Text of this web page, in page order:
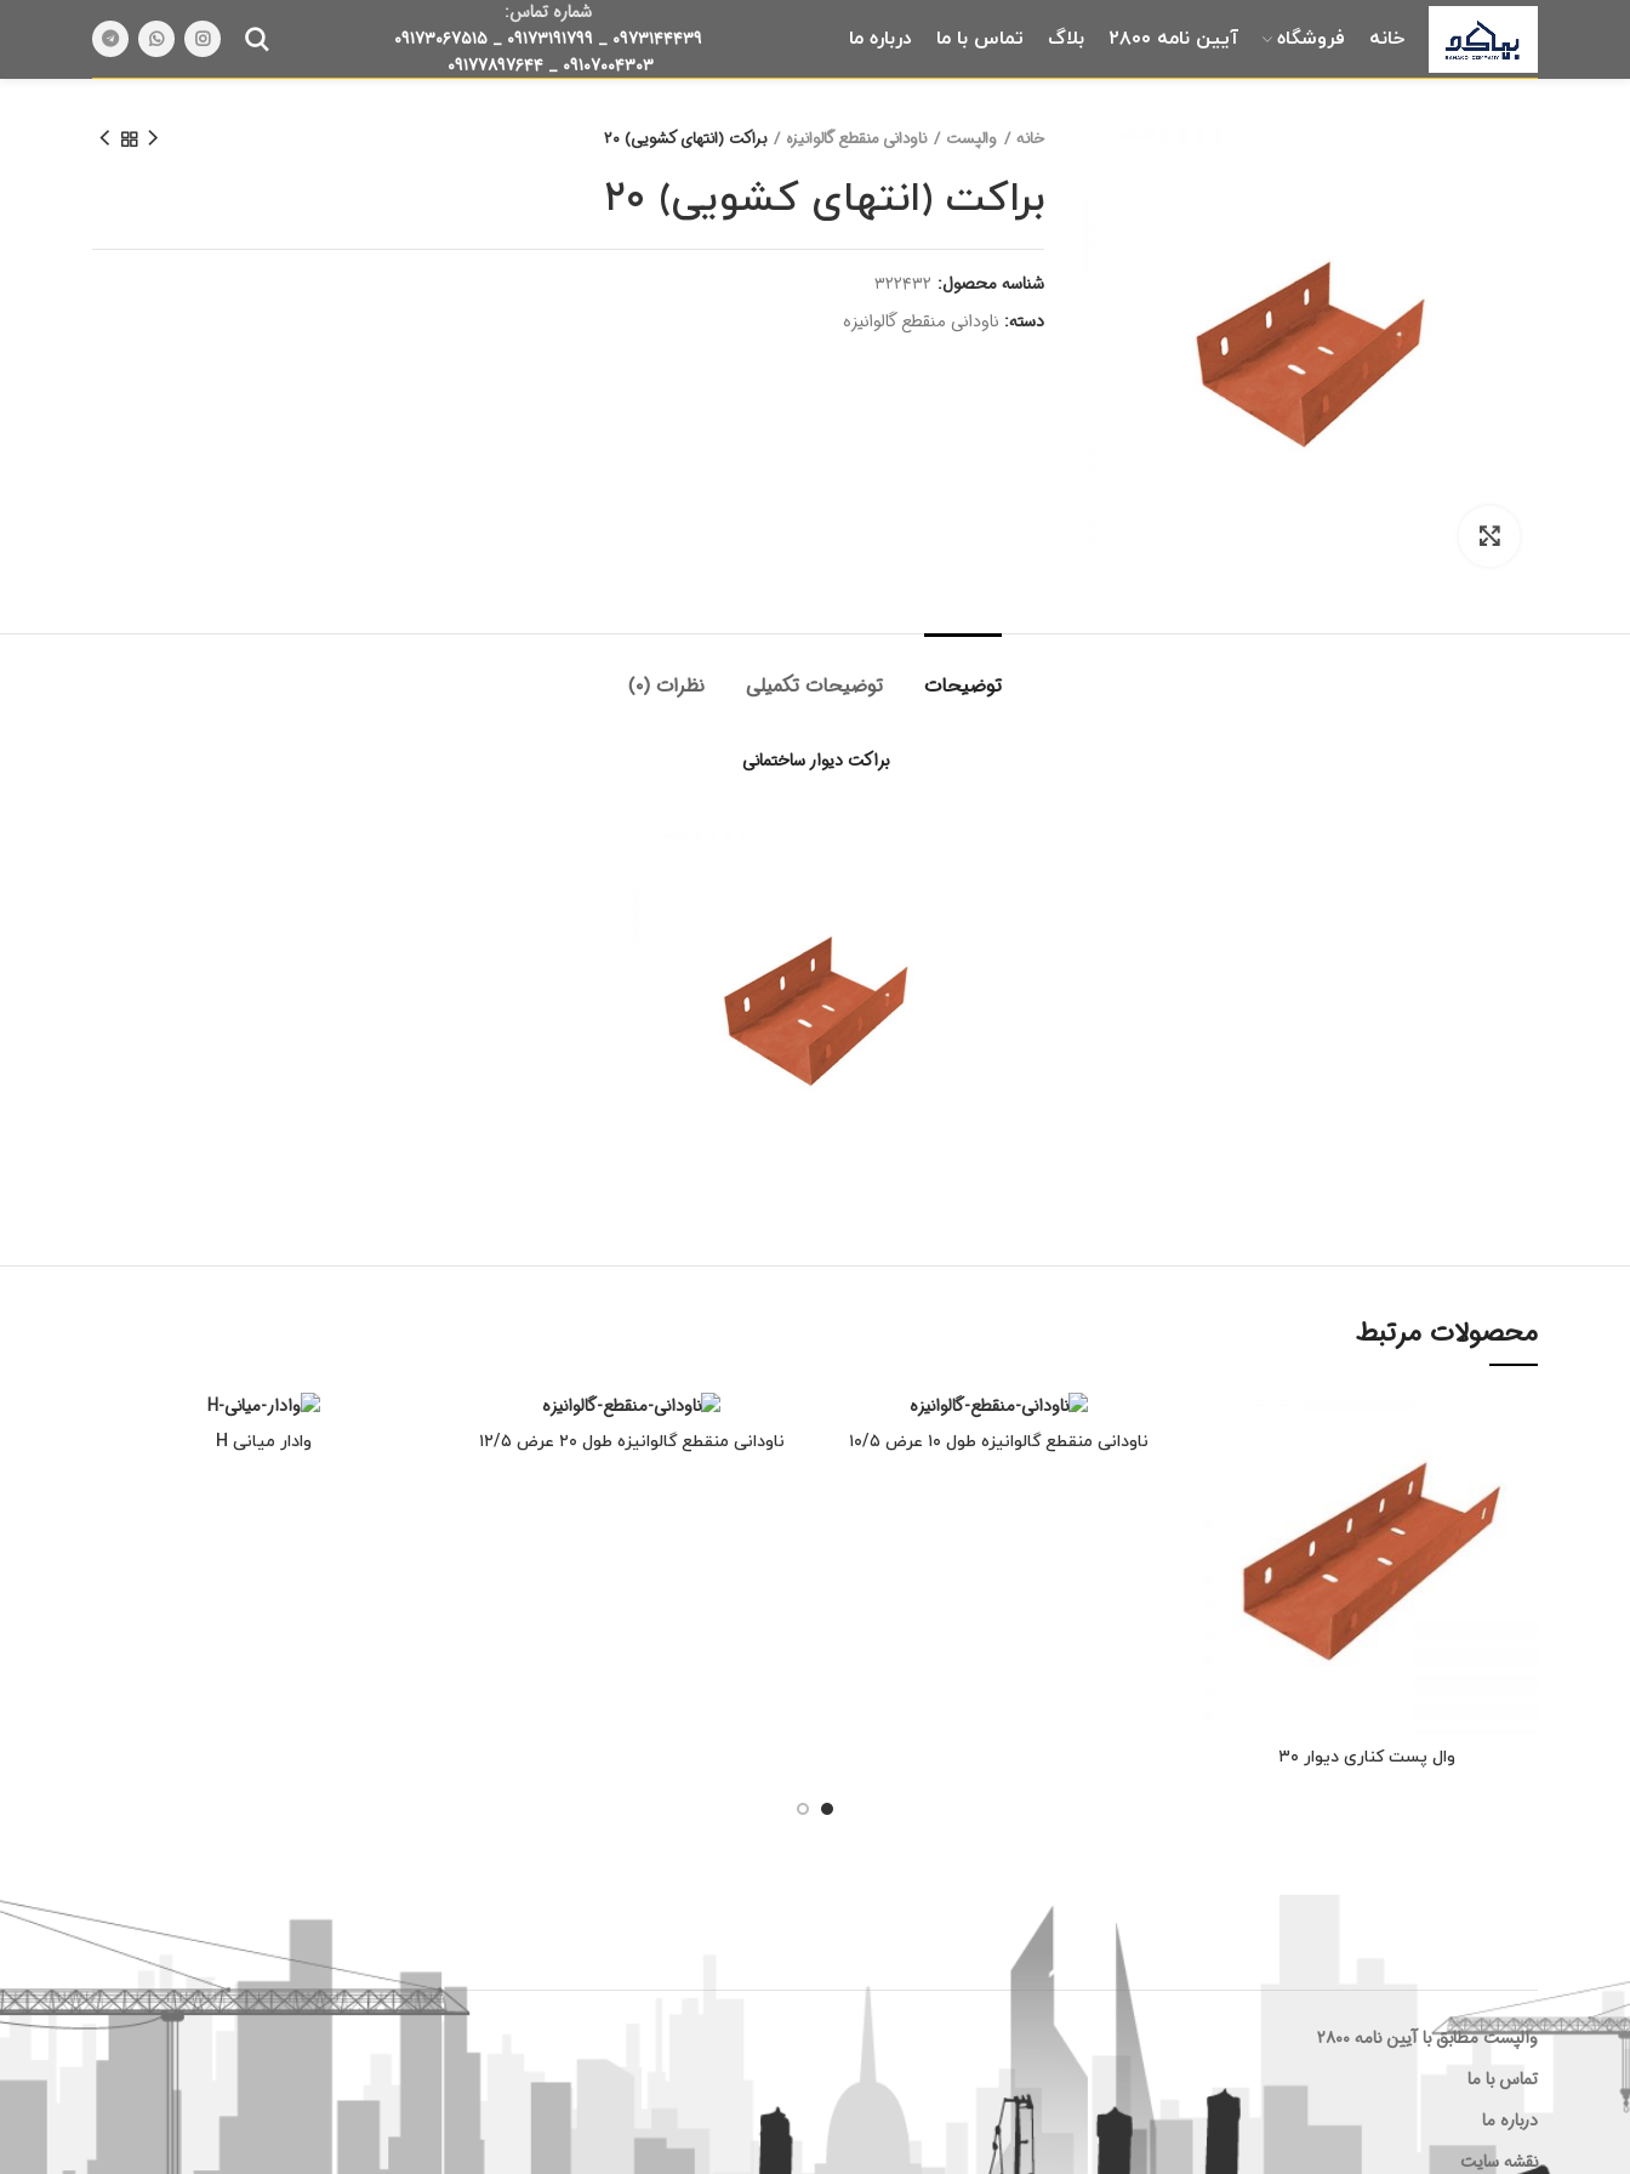
خانه فروشگاه آیین نامه ۲۸۰۰ بلاگ تماس با ما درباره ما
شماره تماس:
۰۹۷۳۱۴۴۴۳۹ _ ۰۹۱۷۳۱۹۱۷۹۹ _۰۹۱۷۳۰۶۷۵۱۵
۰۹۱۰۷۰۰۴۳۰۳ _۰۹۱۷۷۸۹۷۶۴۴
خانه والپست ناودانی منقطع گالوانیزه براکت (انتهای کشویی) ۲۰
براکت (انتهای کشویی) ۲۰
شناسه محصول: ۳۲۲۴۳۲
دسته: ناودانی منقطع گالوانیزه
توضیحات توضیحات تکمیلی نظرات (۰)
براکت دیوار ساختمانی
محصولات مرتبط
وال پست کناری دیوار ۳۰
ناودانی منقطع گالوانیزه طول ۱۰ عرض ۱۰/۵ ناودانی منقطع گالوانیزه طول ۲۰ عرض ۱۲/۵ وادار میانی H
والپست مطابق با آیین نامه ۲۸۰۰
تماس با ما
درباره ما
نقشه سایت